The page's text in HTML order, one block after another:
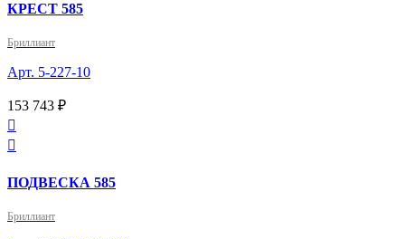
КРЕСТ 585
Бриллиант
Арт. 5-227-10
153 743 ₽


ПОДВЕСКА 585
Бриллиант